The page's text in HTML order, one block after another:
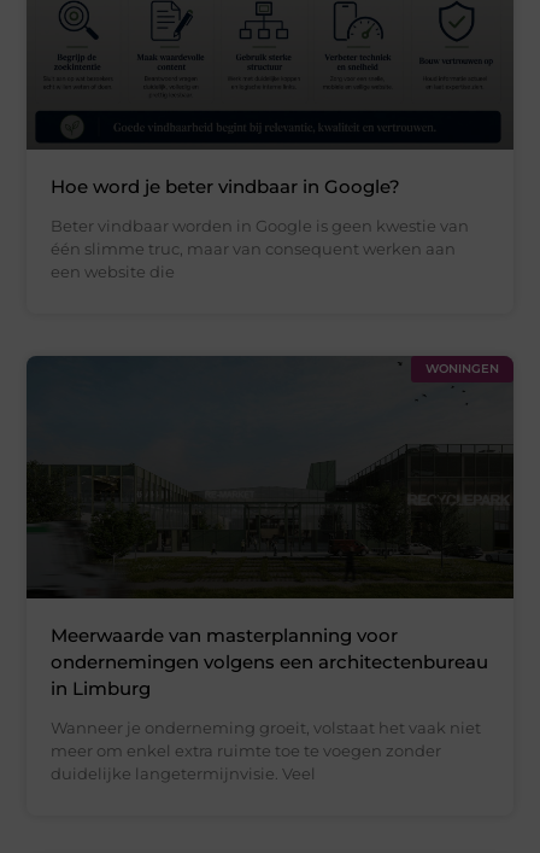
Hoe word je beter vindbaar in Google?
Beter vindbaar worden in Google is geen kwestie van
één slimme truc, maar van consequent werken aan
een website die
WONINGEN
Meerwaarde van masterplanning voor
ondernemingen volgens een architectenbureau
in Limburg
Wanneer je onderneming groeit, volstaat het vaak niet
meer om enkel extra ruimte toe te voegen zonder
duidelijke langetermijnvisie. Veel